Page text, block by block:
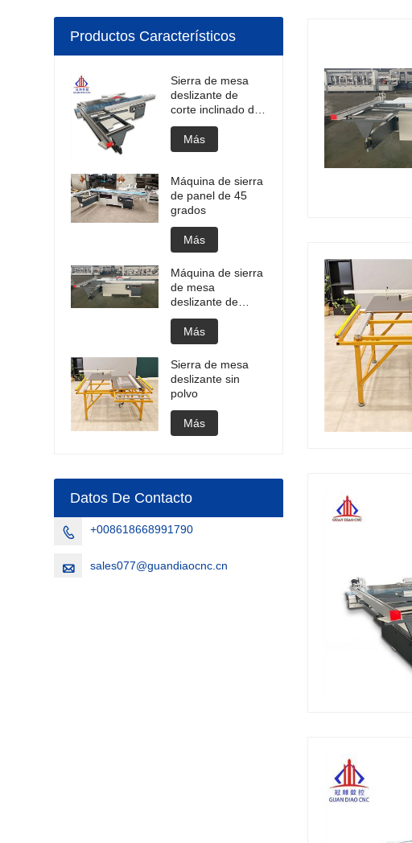
Productos Característicos
Sierra de mesa
deslizante de
corte inclinado de
45 grados
Más
Máquina de sierra
de panel de 45
grados
Más
Máquina de sierra
de mesa
deslizante de
madera
contrachapada
Más
Sierra de mesa
deslizante sin
polvo
Más
Datos De Contacto
 +008618668991790
 sales077@guandiaocnc.cn